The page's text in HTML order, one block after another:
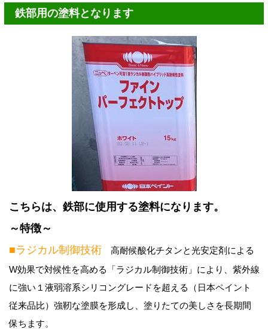
鉄部用の塗料となります
こちらは、鉄部に使用する塗料になります。
～特徴～
■ラジカル制御技術高耐候酸化チタンと光安定剤による
W効果で対候性を高める「ラジカル制御技術」により、紫外線
に強い１液弱溶系シリコングレードを超える（日本ペイント
従来品比）強靭な塗膜を形成し、塗りたての美しさを長期間
保ちます。